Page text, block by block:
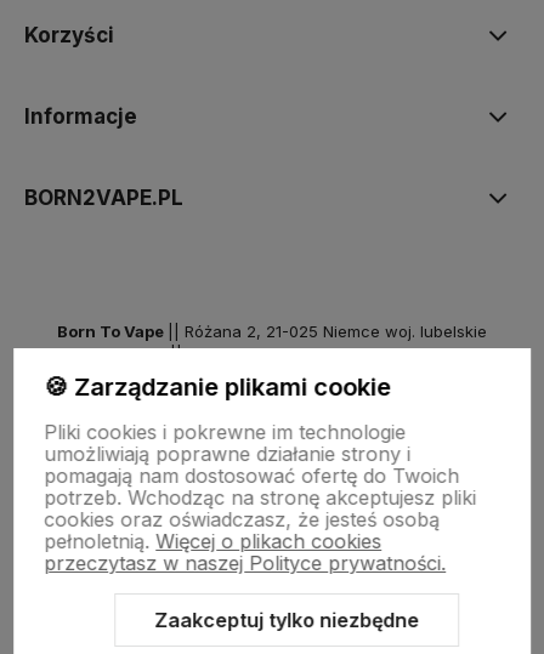
Korzyści
Informacje
BORN2VAPE.PL
Born To Vape
|| Różana 2, 21-025 Niemce woj. lubelskie
NIP: 7141861133 || E:kontakt@born2vape.plT:665 744 477
Sklep internetowy Shoper Premium Szablon Shoper Modern 3.0™
🍪 Zarządzanie plikami cookie
Pliki cookies i pokrewne im technologie
umożliwiają poprawne działanie strony i
pomagają nam dostosować ofertę do Twoich
potrzeb. Wchodząc na stronę akceptujesz pliki
cookies oraz oświadczasz, że jesteś osobą
pełnoletnią. Więcej o plikach cookies
przeczytasz w naszej Polityce prywatności.
Zaakceptuj tylko niezbędne